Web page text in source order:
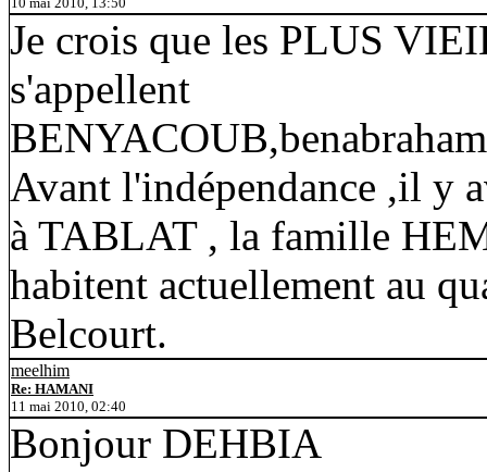
Je crois que les PLUS
s'appellent
Avant l'indépendance ,il y
à TABLAT , la famille
habitent actuellement au
Belcourt.
meelhim
Re: HAMANI
11 mai 2010, 02:40
Bonjour DEHBIA